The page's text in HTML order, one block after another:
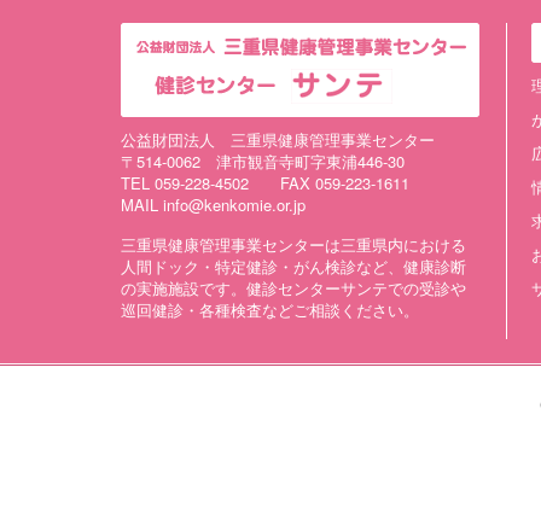
公益財団法人 三重県健康管理事業センター
〒514-0062 津市観音寺町字東浦446-30
TEL 059-228-4502 FAX 059-223-1611
MAIL info@kenkomie.or.jp
三重県健康管理事業センターは三重県内における
人間ドック・特定健診・がん検診など、健康診断
の実施施設です。健診センターサンテでの受診や
巡回健診・各種検査などご相談ください。